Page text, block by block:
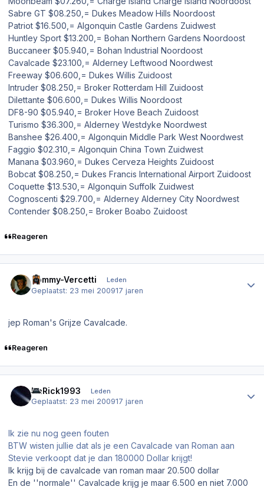
Sabre GT $08.250,= Dukes Meadow Hills Noordoost
Patriot $16.500,= Algonquin Castle Gardens Zuidwest
Huntley Sport $13.200,= Bohan Northern Gardens Noordoost
Buccaneer $05.940,= Bohan Industrial Noordoost
Cavalcade $23.100,= Alderney Leftwood Noordwest
Freeway $06.600,= Dukes Willis Zuidoost
Intruder $08.250,= Broker Rotterdam Hill Zuidoost
Dilettante $06.600,= Dukes Willis Noordoost
DF8-90 $05.940,= Broker Hove Beach Zuidoost
Turismo $36.300,= Alderney Westdyke Noordwest
Banshee $26.400,= Algonquin Middle Park West Noordwest
Faggio $02.310,= Algonquin China Town Zuidwest
Manana $03.960,= Dukes Cerveza Heights Zuidoost
Bobcat $08.250,= Dukes Francis International Airport Zuidoost
Coquette $13.530,= Algonquin Suffolk Zuidwest
Cognoscenti $29.700,= Alderney Alderney City Noordwest
Contender $08.250,= Broker Boabo Zuidoost
Reageren
Tommy-Vercetti Leden
Geplaatst: 23 mei 200917 jaren
jep Roman's Grijze Cavalcade.
Reageren
DaRick1993 Leden
Geplaatst: 23 mei 200917 jaren
Ik zie nu nog geen fouten
BTW wisten jullie dat als je een Cavalcade van Roman aan
Stevie verkoopt dat je dan 180000 Dollar krijgt!
Ik krijg bij de cavalcade van roman maar 20.500 dollar
En de ''normale'' Cavalcade krijg je maar 6.500 en niet 7.000